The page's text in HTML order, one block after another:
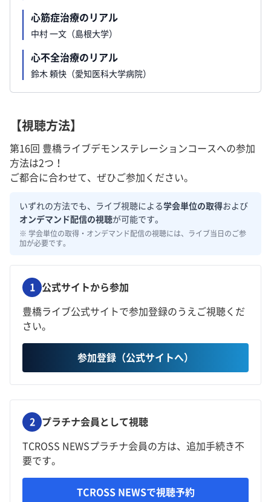
心筋症治療のリアル
中村 一文（島根大学）
心不全治療のリアル
鈴木 頼快（愛知医科大学病院）
【視聴方法】
第16回 豊橋ライブデモンステレーションコースへの参加
方法は2つ！
ご都合に合わせて、ぜひご参加ください。
いずれの方法でも、ライブ視聴による学会単位の取得および
オンデマンド配信の視聴が可能です。
※ 学会単位の取得・オンデマンド配信の視聴には、ライブ当日のご参
加が必要です。
1 公式サイトから参加
豊橋ライブ公式サイトで参加登録のうえご視聴くだ
さい。
参加登録（公式サイトへ）
2 プラチナ会員として視聴
TCROSS NEWSプラチナ会員の方は、追加手続き不
要です。
TCROSS NEWSで視聴予約